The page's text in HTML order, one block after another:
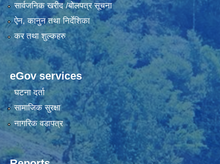
सार्वजनिक खरीद /बोलपत्र सूचना
ऐन, कानुन तथा निर्देशिका
कर तथा शुल्कहरु
eGov services
घटना दर्ता
सामाजिक सुरक्षा
नागरिक वडापत्र